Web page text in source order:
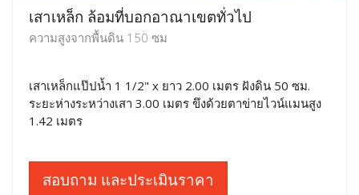
เสาเหล็ก ล้อมที่บอกอาณาเขตทั่วไป
ความสูงจากพื้นดิน 150 ซม
เสาเหล็กแป๊ปน้ำ 1 1/2" x ยาว 2.00 เมตร ฝังดิน 50 ซม.
ระยะห่างระหว่างเสา 3.00 เมตร ขึงด้วยตาข่ายไวน์แมนสูง
1.42 เมตร
สอบถาม และประเมินราคา